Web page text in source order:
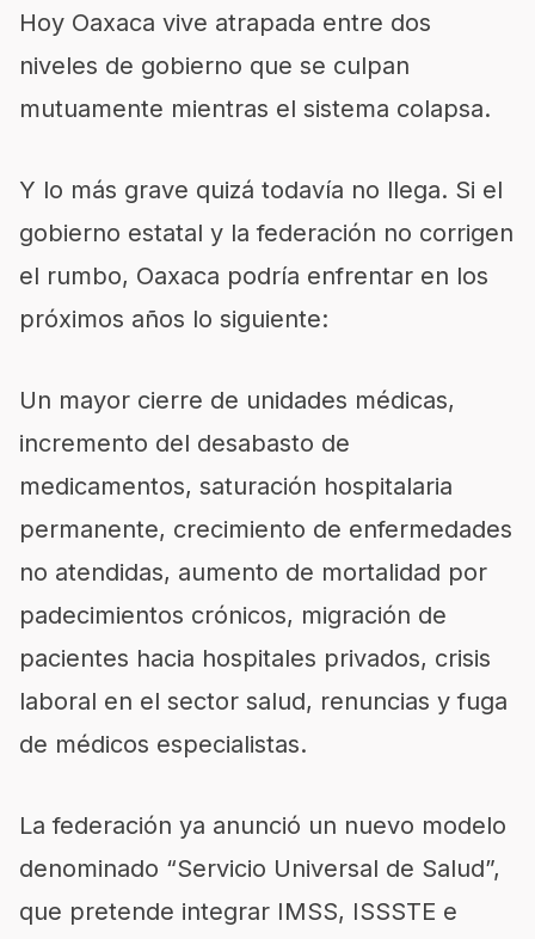
Hoy Oaxaca vive atrapada entre dos
niveles de gobierno que se culpan
mutuamente mientras el sistema colapsa.
Y lo más grave quizá todavía no llega. Si el
gobierno estatal y la federación no corrigen
el rumbo, Oaxaca podría enfrentar en los
próximos años lo siguiente:
Un mayor cierre de unidades médicas,
incremento del desabasto de
medicamentos, saturación hospitalaria
permanente, crecimiento de enfermedades
no atendidas, aumento de mortalidad por
padecimientos crónicos, migración de
pacientes hacia hospitales privados, crisis
laboral en el sector salud, renuncias y fuga
de médicos especialistas.
La federación ya anunció un nuevo modelo
denominado “Servicio Universal de Salud”,
que pretende integrar IMSS, ISSSTE e